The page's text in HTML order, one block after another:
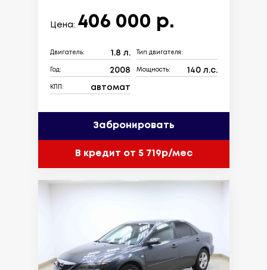
Цена: 406 000 р.
Двигатель: 1.8 л. Тип двигателя:
Год: 2008 Мощность: 140 л.с.
КПП: автомат
Забронировать
В кредит от 5 719р/мес